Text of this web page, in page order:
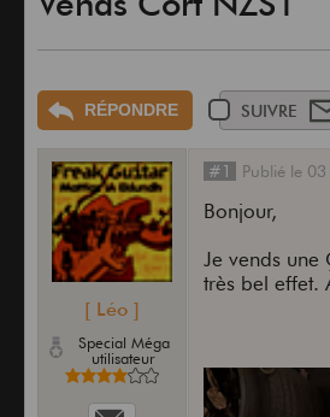
RÉPONDRE SUIVRE
[ Léo ]
Special Méga
utilisateur
#1 Publié le 03
Bonjour,
Je vends
très bel effet.